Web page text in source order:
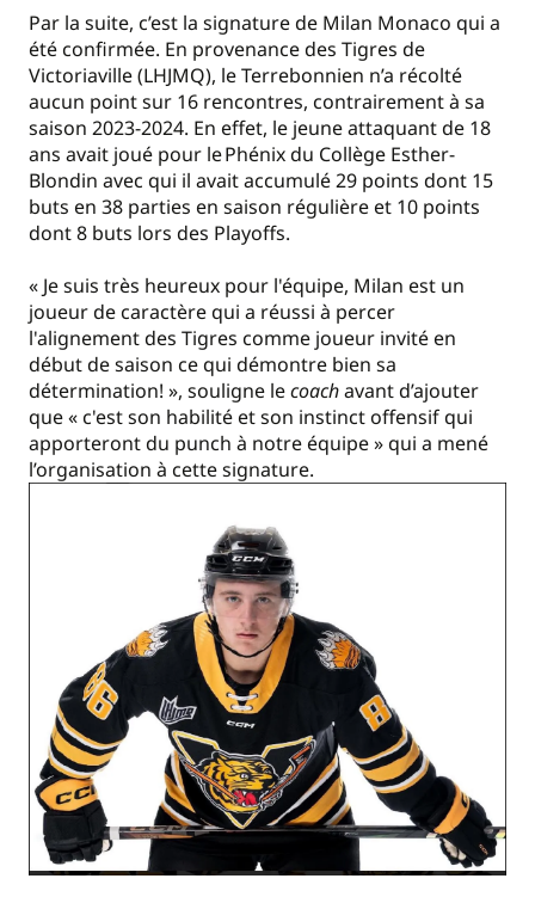
Par la suite, c’est la signature de Milan Monaco qui a
été confirmée. En provenance des Tigres de
Victoriaville (LHJMQ), le Terrebonnien n’a récolté
aucun point sur 16 rencontres, contrairement à sa
saison 2023-2024. En effet, le jeune attaquant de 18
ans avait joué pour le Phénix du Collège Esther-
Blondin avec qui il avait accumulé 29 points dont 15
buts en 38 parties en saison régulière et 10 points
dont 8 buts lors des Playoffs.
« Je suis très heureux pour l'équipe, Milan est un
joueur de caractère qui a réussi à percer
l'alignement des Tigres comme joueur invité en
début de saison ce qui démontre bien sa
détermination! », souligne lecoachavant d’ajouter
que « c'est son habilité et son instinct offensif qui
apporteront du punch à notre équipe » qui a mené
l’organisation à cette signature.